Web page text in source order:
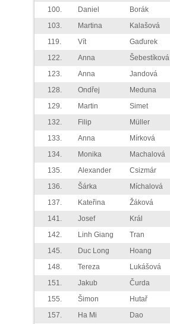
100.
Daniel Borák
103.
Martina Kalašová
119.
Vít Gaďurek
122.
Anna Šebestíková
123.
Anna Jandová
128.
Ondřej Meduna
129.
Martin Simet
132.
Filip Müller
133.
Anna Mírková
134.
Monika Machalová
135.
Alexander Csizmár
136.
Šárka Míchalová
137.
Kateřina Žáková
141.
Josef Král
142.
Linh Giang Tran
145.
Duc Long Hoang
148.
Tereza Lukášová
151.
Jakub Čurda
155.
Šimon Hutař
157.
Ha Mi Dao